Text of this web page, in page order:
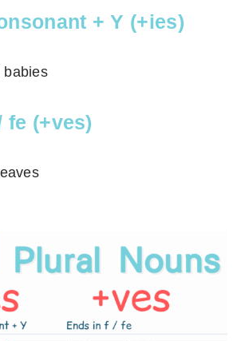
+ Y (+ies)
babies
fe (+ves)